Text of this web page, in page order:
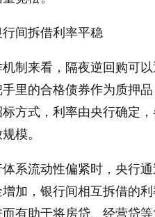
间拆借利率平稳
机制来看，隔夜逆回购可
里的合格债券作为质押
方式，利率由央行确定
模。
体系流动性偏紧时，央行
加，银行间相互拆借的
有助于将房贷、经营贷